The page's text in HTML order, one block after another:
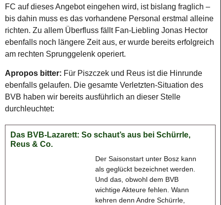
FC auf dieses Angebot eingehen wird, ist bislang fraglich –
bis dahin muss es das vorhandene Personal erstmal alleine
richten. Zu allem Überfluss fällt Fan-Liebling Jonas Hector
ebenfalls noch längere Zeit aus, er wurde bereits erfolgreich
am rechten Sprunggelenk operiert.
Apropos bitter: Für Piszczek und Reus ist die Hinrunde
ebenfalls gelaufen. Die gesamte Verletzten-Situation des
BVB haben wir bereits ausführlich an dieser Stelle
durchleuchtet:
Das BVB-Lazarett: So schaut’s aus bei Schürrle,
Reus & Co.
Der Saisonstart unter Bosz kann
als geglückt bezeichnet werden.
Und das, obwohl dem BVB
wichtige Akteure fehlen. Wann
kehren denn Andre Schürrle,